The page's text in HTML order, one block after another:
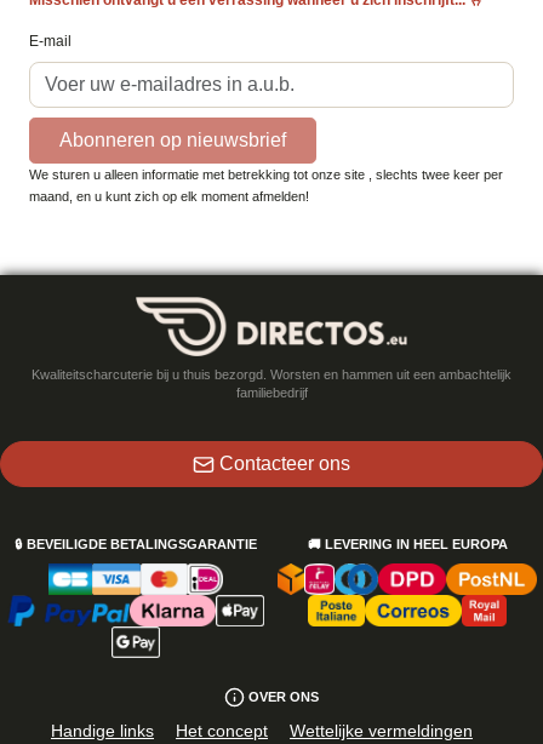
E-mail
Abonneren op nieuwsbrief
We sturen u alleen informatie met betrekking tot onze site , slechts twee keer per
maand, en u kunt zich op elk moment afmelden!
Kwaliteitscharcuterie bij u thuis bezorgd. Worsten en hammen uit een ambachtelijk
familiebedrijf
Contacteer ons
🔒 BEVEILIGDE BETALINGSGARANTIE 🚚 LEVERING IN HEEL EUROPA
OVER ONS
Handige links Het concept Wettelijke vermeldingen